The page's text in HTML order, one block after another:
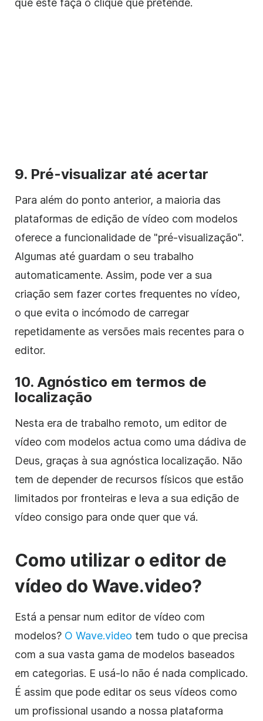
9. Pré-visualizar até acertar
Para além do ponto anterior, a maioria das
plataformas de edição de vídeo com modelos
oferece a funcionalidade de "pré-visualização".
Algumas até guardam o seu trabalho
automaticamente. Assim, pode ver a sua
criação sem fazer cortes frequentes no vídeo,
o que evita o incómodo de carregar
repetidamente as versões mais recentes para o
editor.
10. Agnóstico em termos de
localização
Nesta era de trabalho remoto, um editor de
vídeo com modelos actua como uma dádiva de
Deus, graças à sua agnóstica localização. Não
tem de depender de recursos físicos que estão
limitados por fronteiras e leva a sua edição de
vídeo consigo para onde quer que vá.
Como utilizar o editor de
vídeo do Wave.video?
Está a pensar num editor de vídeo com
modelos? O Wave.video tem tudo o que precisa
com a sua vasta gama de modelos baseados
em categorias. E usá-lo não é nada complicado.
É assim que pode editar os seus vídeos como
um profissional usando a nossa plataforma